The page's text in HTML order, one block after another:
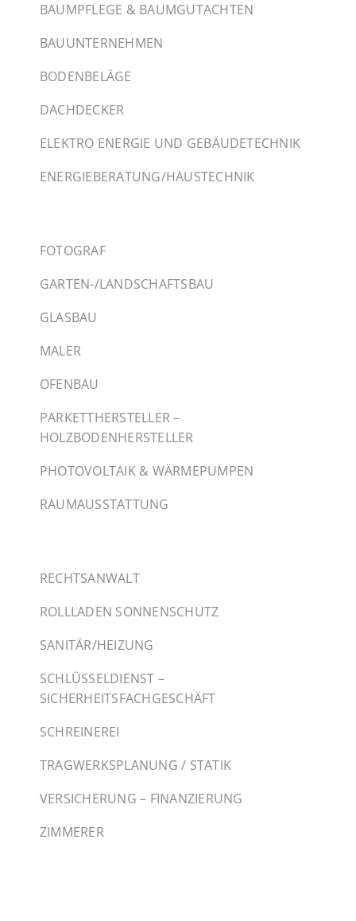
BAUMPFLEGE & BAUMGUTACHTEN
BAUUNTERNEHMEN
BODENBELÄGE
DACHDECKER
ELEKTRO ENERGIE UND GEBÄUDETECHNIK
ENERGIEBERATUNG/HAUSTECHNIK
FOTOGRAF
GARTEN-/LANDSCHAFTSBAU
GLASBAU
MALER
OFENBAU
PARKETTHERSTELLER –
HOLZBODENHERSTELLER
PHOTOVOLTAIK & WÄRMEPUMPEN
RAUMAUSSTATTUNG
RECHTSANWALT
ROLLLADEN SONNENSCHUTZ
SANITÄR/HEIZUNG
SCHLÜSSELDIENST –
SICHERHEITSFACHGESCHÄFT
SCHREINEREI
TRAGWERKSPLANUNG / STATIK
VERSICHERUNG – FINANZIERUNG
ZIMMERER